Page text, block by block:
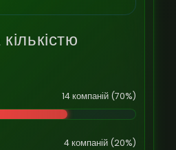
14 компаній (70%)
4 компаній (20%)